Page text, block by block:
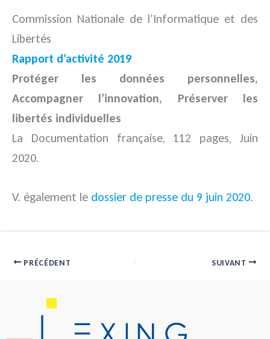
Commission Nationale de l’Informatique et des
Libertés
Rapport d’activité 2019
Protéger les données personnelles,
Accompagner l’innovation, Préserver les
libertés individuelles
La Documentation française, 112 pages, Juin
2020.
V. également le dossier de presse du 9 juin 2020.
PRÉCÉDENT SUIVANT